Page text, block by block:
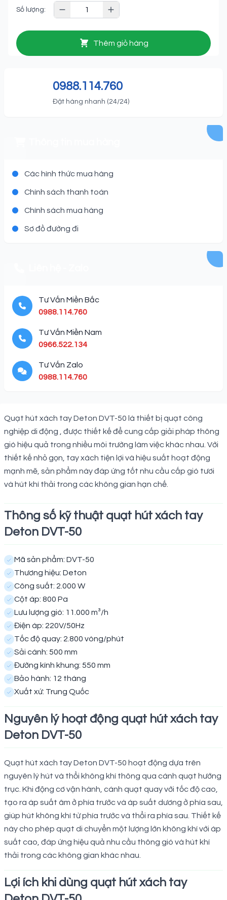
Số lượng:
Thêm giỏ hàng
0988.114.760
Đặt hàng nhanh (24/24)
Các hình thức mua hàng
Chính sách thanh toán
Chính sách mua hàng
Sơ đồ đường đi
Tư Vấn Miền Bắc
0988.114.760
Tư Vấn Miền Nam
0966.522.134
Tư Vấn Zalo
0988.114.760
Quạt hút xách tay Deton DVT-50 là thiết bị quạt công
nghiệp di động , được thiết kế để cung cấp giải pháp thông
gió hiệu quả trong nhiều môi trường làm việc khác nhau. Với
thiết kế nhỏ gọn, tay xách tiện lợi và hiệu suất hoạt động
mạnh mẽ, sản phẩm này đáp ứng tốt nhu cầu cấp gió tươi
và hút khí thải trong các không gian hạn chế.
Thông số kỹ thuật quạt hút xách tay
Deton DVT-50
Mã sản phẩm: DVT-50
Thương hiệu: Deton
Công suất: 2.000 W
Cột áp: 800 Pa
Lưu lượng gió: 11.000 m³/h
Điện áp: 220V/50Hz
Tốc độ quay: 2.800 vòng/phút
Sải cánh: 500 mm
Đường kính khung: 550 mm
Bảo hành: 12 tháng
Xuất xứ: Trung Quốc
Nguyên lý hoạt động quạt hút xách tay
Deton DVT-50
Quạt hút xách tay Deton DVT-50 hoạt động dựa trên
nguyên lý hút và thổi không khí thông qua cánh quạt hướng
trục. Khi động cơ vận hành, cánh quạt quay với tốc độ cao,
tạo ra áp suất âm ở phía trước và áp suất dương ở phía sau,
giúp hút không khí từ phía trước và thổi ra phía sau. Thiết kế
này cho phép quạt di chuyển một lượng lớn không khí với áp
suất cao, đáp ứng hiệu quả nhu cầu thông gió và hút khí
thải trong các không gian khác nhau.
Lợi ích khi dùng quạt hút xách tay